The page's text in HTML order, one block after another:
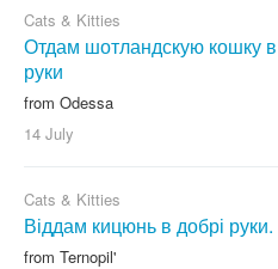
Cats & Kitties
Отдам шотландскую кошку
руки
from Odessa
14 July
Cats & Kitties
Віддам кицюнь в добрі руки.
from Ternopil'